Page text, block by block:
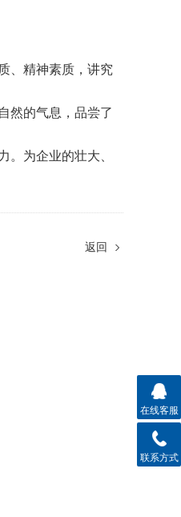
、精神素质，讲究
然的气息，品尝了
为企业的壮大、
返回
在线客服
联系方式